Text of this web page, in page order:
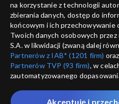
informacje o dostawcy usług
na korzystanie z technologii
zbierania danych, dostęp do
końcowym i ich przechowywanie
Twoich danych osobowych przez
S.A. w likwidacji (zwaną dalej
Partnerów z IAB* (1201 firm)
Partnerów TVP (93 firm), w
zautomatyzowanego
które wskazujemy poniżej, a
Akceptuję i